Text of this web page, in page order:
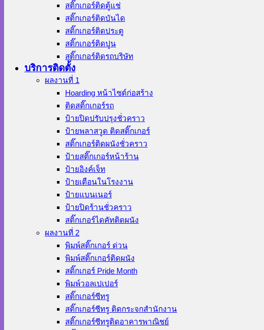
สติ๊กเกอร์ติดตู้แช่
สติ๊กเกอร์ติดบันได
สติ๊กเกอร์ติดประตู
สติ๊กเกอร์ติดปูน
สติ๊กเกอร์ติดรถบริษัท
บริการติดตั้ง
ผลงานที่ 1
Hoarding หน้าไซต์ก่อสร้าง
ติดสติ๊กเกอร์รถ
ป้ายปิดปรับปรุงชั่วคราว
ป้ายพลาสวูด ติดสติ๊กเกอร์
สติ๊กเกอร์ติดผนังชั่วคราว
ป้ายสติ๊กเกอร์หน้าร้าน
ป้ายอิงค์เจ็ท
ป้ายเตือนในโรงงาน
ป้ายแบนเนอร์
ป้ายปิดร้านชั่วคราว
สติ๊กเกอร์ไดคัทติดผนัง
ผลงานที่ 2
พิมพ์สติ๊กเกอร์ ด่วน
พิมพ์สติ๊กเกอร์ติดผนัง
สติ๊กเกอร์ Pride Month
พิมพ์วอลเปเปอร์
สติ๊กเกอร์ซีทรู
สติ๊กเกอร์ซีทรู ติดกระจกสำนักงาน
สติ๊กเกอร์ซีทรูติดอาคารพาณิชย์